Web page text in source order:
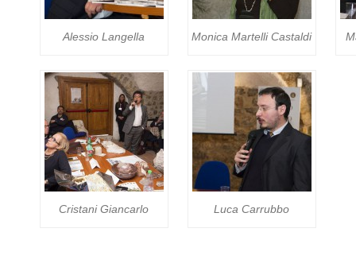
Alessio Langella Monica Martelli Castaldi
Cristani Giancarlo Luca Carrubbo